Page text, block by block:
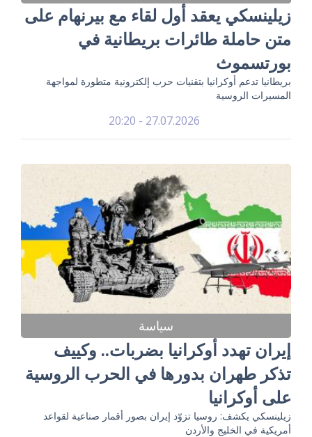
زيلينسكي يعقد أول لقاء مع بيرنهام على
متن حاملة طائرات بريطانية في
بورتسموث
بريطانيا تدعم أوكرانيا بتقنيات حرب إلكترونية متطورة لمواجهة
المسيرات الروسية
27.07.2026 - 20:20
سياسة
إيران تهدد أوكرانيا بضربات.. وكييف
تذكر طهران بدورها في الحرب الروسية
على أوكرانيا
زيلينسكي يكشف: روسيا تزوّد إيران بصور أقمار صناعية لقواعد
أمريكية في الخليج والأردن